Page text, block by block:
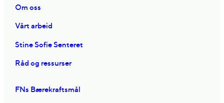
Om oss
Vårt arbeid
Stine Sofie Senteret
Råd og ressurser
FNs Bærekraftsmål